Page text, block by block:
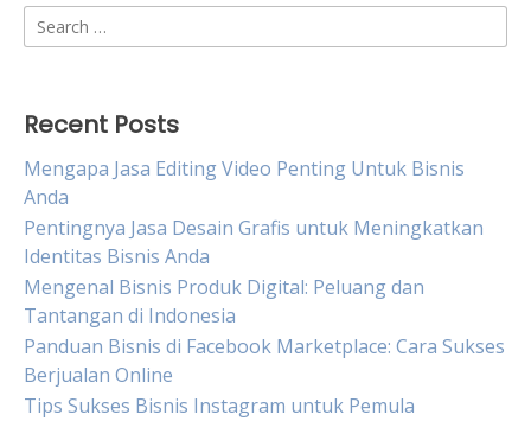
Search
for:
Recent Posts
Mengapa Jasa Editing Video Penting Untuk Bisnis
Anda
Pentingnya Jasa Desain Grafis untuk Meningkatkan
Identitas Bisnis Anda
Mengenal Bisnis Produk Digital: Peluang dan
Tantangan di Indonesia
Panduan Bisnis di Facebook Marketplace: Cara Sukses
Berjualan Online
Tips Sukses Bisnis Instagram untuk Pemula